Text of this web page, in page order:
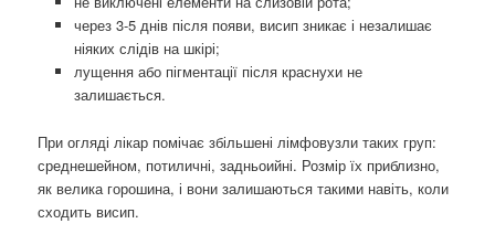
через 3-5 днів після появи, висип зникає і незалишає
ніяких слідів на шкірі;
лущення або пігментації після краснухи не
залишається.
При огляді лікар помічає збільшені лімфовузли таких груп:
среднешейном, потиличні, задньоийні. Розмір їх приблизно,
як велика горошина, і вони залишаються такими навіть, коли
сходить висип.